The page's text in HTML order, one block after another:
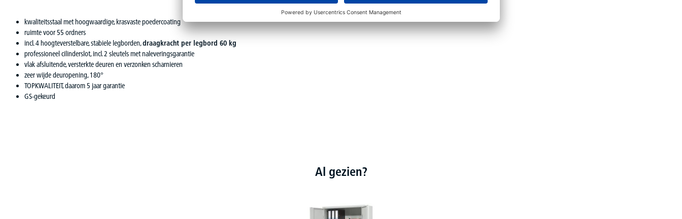
kwaliteitsstaal met hoogwaardige, krasvaste poedercoating
ruimte voor 55 ordners
incl. 4 hoogteverstelbare, stabiele legborden,draagkracht per legbord 60 kg
professioneel cilinderslot, incl. 2 sleutels met naleveringsgarantie
vlak afsluitende, versterkte deuren en verzonken scharnieren
zeer wijde deuropening, 180°
TOPKWALITEIT, daarom 5 jaar garantie
GS-gekeurd
Al gezien?